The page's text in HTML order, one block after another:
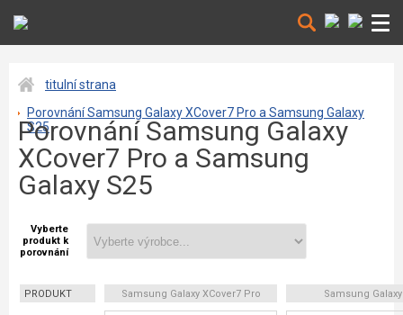
titulní strana
Porovnání Samsung Galaxy XCover7 Pro a Samsung Galaxy
S25
Porovnání Samsung Galaxy
XCover7 Pro a Samsung
Galaxy S25
Vyberte
produkt k
porovnání
PRODUKT Samsung Galaxy XCover7 Pro Samsung Galaxy